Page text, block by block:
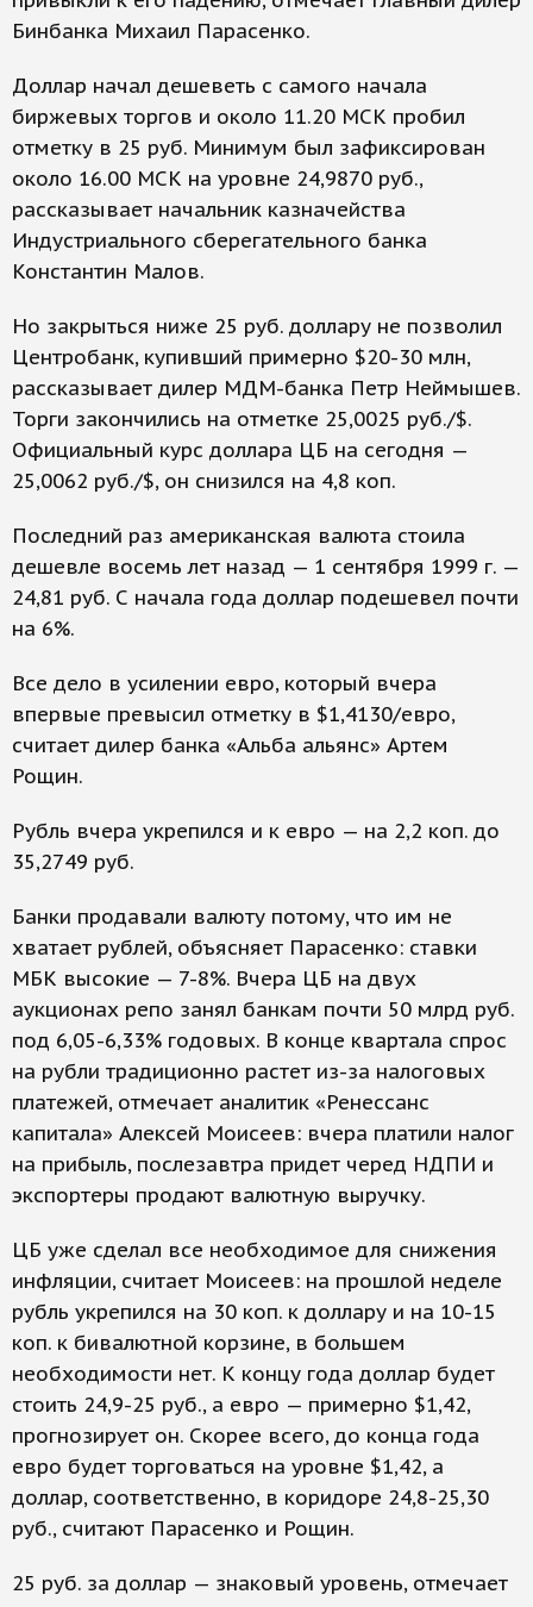
Бинбанка Михаил Парасенко.
Доллар начал дешеветь с самого начала
биржевых торгов и около 11.20 МСК пробил
отметку в 25 руб. Минимум был зафиксирован
около 16.00 МСК на уровне 24,9870 руб.,
рассказывает начальник казначейства
Индустриального сберегательного банка
Константин Малов.
Но закрыться ниже 25 руб. доллару не позволил
Центробанк, купивший примерно $20-30 млн,
рассказывает дилер МДМ-банка Петр Неймышев.
Торги закончились на отметке 25,0025 руб./$.
Официальный курс доллара ЦБ на сегодня —
25,0062 руб./$, он снизился на 4,8 коп.
Последний раз американская валюта стоила
дешевле восемь лет назад — 1 сентября 1999 г. —
24,81 руб. С начала года доллар подешевел почти
на 6%.
Все дело в усилении евро, который вчера
впервые превысил отметку в $1,4130/евро,
считает дилер банка «Альба альянс» Артем
Рощин.
Рубль вчера укрепился и к евро — на 2,2 коп. до
35,2749 руб.
Банки продавали валюту потому, что им не
хватает рублей, объясняет Парасенко: ставки
МБК высокие — 7-8%. Вчера ЦБ на двух
аукционах репо занял банкам почти 50 млрд руб.
под 6,05-6,33% годовых. В конце квартала спрос
на рубли традиционно растет из-за налоговых
платежей, отмечает аналитик «Ренессанс
капитала» Алексей Моисеев: вчера платили налог
на прибыль, послезавтра придет черед НДПИ и
экспортеры продают валютную выручку.
ЦБ уже сделал все необходимое для снижения
инфляции, считает Моисеев: на прошлой неделе
рубль укрепился на 30 коп. к доллару и на 10-15
коп. к бивалютной корзине, в большем
необходимости нет. К концу года доллар будет
стоить 24,9-25 руб., а евро — примерно $1,42,
прогнозирует он. Скорее всего, до конца года
евро будет торговаться на уровне $1,42, а
доллар, соответственно, в коридоре 24,8-25,30
руб., считают Парасенко и Рощин.
25 руб. за доллар — знаковый уровень, отмечает